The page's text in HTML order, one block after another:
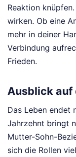
Reaktion
wirken. Ob eine
mehr in deiner
Verbindung
Frieden.
Ausblick auf
Das Leben endet
Jahrzehnt bringt
Mutter-Sohn-
sich die Rollen